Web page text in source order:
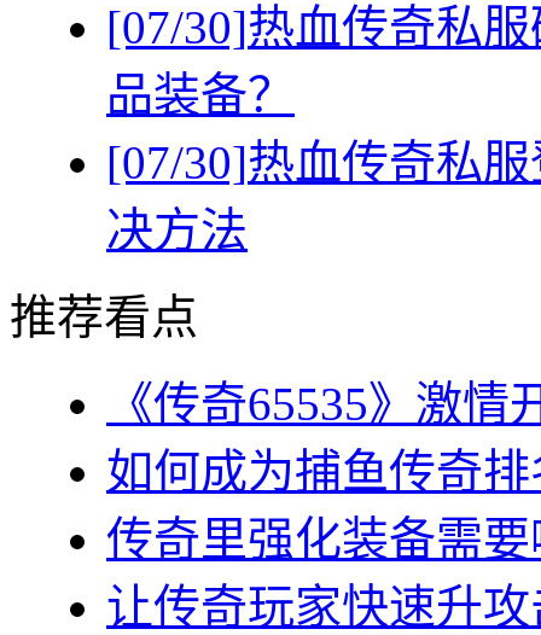
[07/30]热血传奇私
品装备？
[07/30]热血传奇私
决方法
推荐看点
《传奇65535》激
如何成为捕鱼传奇
传奇里强化装备需
让传奇玩家快速升